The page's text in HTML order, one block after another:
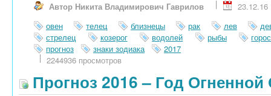
Автор Никита Владимирович Гаврилов
23.12.16
овен
телец близнецы рак лев
стрелец
козерог водолей рыбы
прогноз
знаки зодиака
2017
2244936 просмотров
Прогноз 2016 – Год